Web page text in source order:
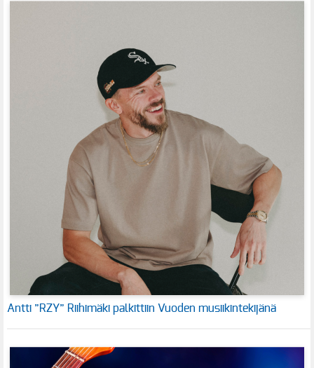
Antti ”RZY” Riihimäki palkittiin Vuoden musiikintekijänä